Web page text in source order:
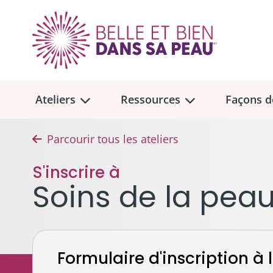
Ateliers
Aperçu des
Emplacement des ateliers en personne
Ressources
Soins de la peau et maquillage
Seins, soutiens-gorge et
Façons
Dons
À la
Parcourir tous les ateliers
S'inscrire à
Soins de la
Formulaire d'inscription à